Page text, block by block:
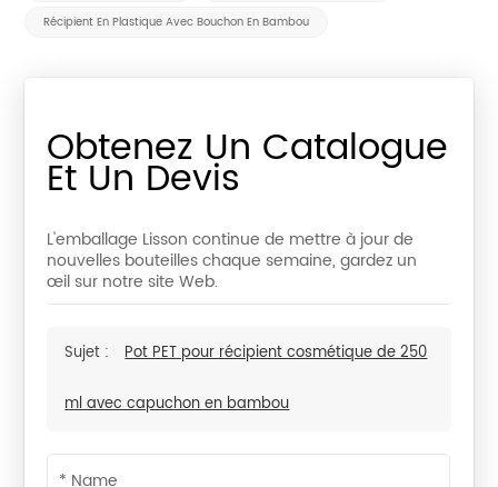
Récipient En Plastique Avec Bouchon En Bambou
Obtenez Un Catalogue
Et Un Devis
L'emballage Lisson continue de mettre à jour de
nouvelles bouteilles chaque semaine, gardez un
œil sur notre site Web.
Sujet : Pot PET pour récipient cosmétique de 250
ml avec capuchon en bambou